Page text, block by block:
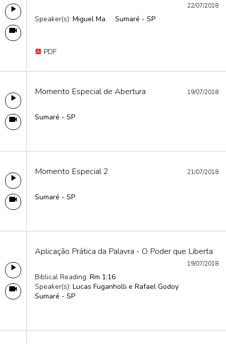
22/07/2018
Speaker(s): Miguel Ma Sumaré - SP
PDF
Momento Especial de Abertura 19/07/2018
Sumaré - SP
Momento Especial 2 21/07/2018
Sumaré - SP
Aplicação Prática da Palavra - O Poder que Liberta
19/07/2018
Biblical Reading: Rm 1:16
Speaker(s): Lucas Fuganholli e Rafael Godoy
Sumaré - SP